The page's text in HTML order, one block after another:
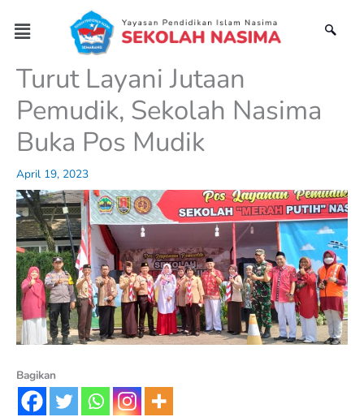
content
Menu
Turut Layani Jutaan
Pemudik, Sekolah Nasima
Buka Pos Mudik
April 19, 2023
Bagikan